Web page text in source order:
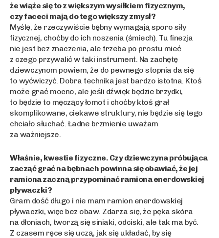
że wiąże się to z większym wysiłkiem fizycznym,
czy faceci mają do tego większy zmysł?
Myślę, że rzeczywiście bębny wymagają sporo siły
fizycznej, choćby do ich noszenia (śmiech). Tu finezja
nie jest bez znaczenia, ale trzeba po prostu mieć
z czego przywalić w taki instrument. Na zachętę
dziewczynom powiem, że do pewnego stopnia da się
to wyćwiczyć. Dobra technika jest bardzo istotna. Ktoś
może grać mocno, ale jeśli dźwięk będzie brzydki,
to będzie to męczący łomot i choćby ktoś grał
skomplikowane, ciekawe struktury, nie będzie się tego
chciało słuchać. Ładne brzmienie uważam
za ważniejsze.
Właśnie, kwestie fizyczne. Czy dziewczyna próbująca
zacząć grać na bębnach powinna się obawiać, że jej
ramiona zaczną przypominać ramiona enerdowskiej
pływaczki?
Gram dość długo i nie mam ramion enerdowskiej
pływaczki, więc bez obaw. Zdarza się, że pęka skóra
na dłoniach, tworzą się siniaki, odciski, ale tak ma być.
Z czasem ręce się uczą, jak się układać, by się